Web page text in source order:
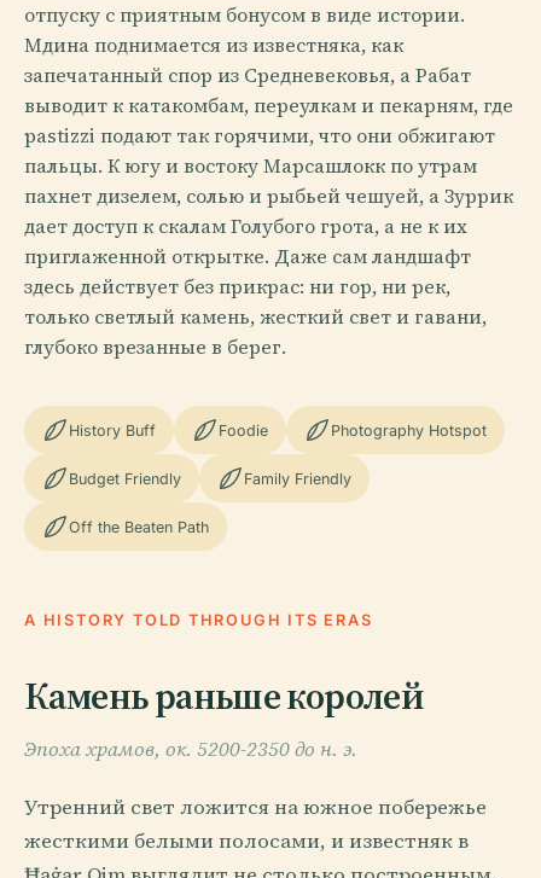
отпуску с приятным бонусом в виде истории.
Мдина поднимается из известняка, как
запечатанный спор из Средневековья, а Рабат
выводит к катакомбам, переулкам и пекарням, где
pastizzi подают так горячими, что они обжигают
пальцы. К югу и востоку Марсашлокк по утрам
пахнет дизелем, солью и рыбьей чешуей, а Зуррик
дает доступ к скалам Голубого грота, а не к их
приглаженной открытке. Даже сам ландшафт
здесь действует без прикрас: ни гор, ни рек,
только светлый камень, жесткий свет и гавани,
глубоко врезанные в берег.
History Buff Foodie Photography Hotspot
Budget Friendly Family Friendly
Off the Beaten Path
A HISTORY TOLD THROUGH ITS ERAS
Камень раньше королей
Эпоха храмов, ок. 5200-2350 до н. э.
Утренний свет ложится на южное побережье
жесткими белыми полосами, и известняк в